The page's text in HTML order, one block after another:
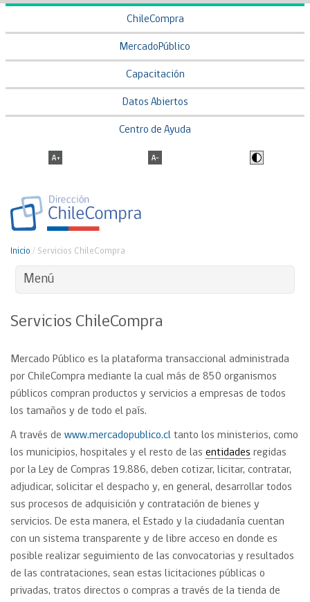
ChileCompra
MercadoPúblico
Capacitación
Datos Abiertos
Centro de Ayuda
Inicio / Servicios ChileCompra
Menú
Servicios ChileCompra
Mercado Público es la plataforma transaccional administrada
por ChileCompra mediante la cual más de 850 organismos
públicos compran productos y servicios a empresas de todos
los tamaños y de todo el país.
A través de www.mercadopublico.cl tanto los ministerios, como
los municipios, hospitales y el resto de las entidades regidas
por la Ley de Compras 19.886, deben cotizar, licitar, contratar,
adjudicar, solicitar el despacho y, en general, desarrollar todos
sus procesos de adquisición y contratación de bienes y
servicios. De esta manera, el Estado y la ciudadanía cuentan
con un sistema transparente y de libre acceso en donde es
posible realizar seguimiento de las convocatorias y resultados
de las contrataciones, sean estas licitaciones públicas o
privadas, tratos directos o compras a través de la tienda de